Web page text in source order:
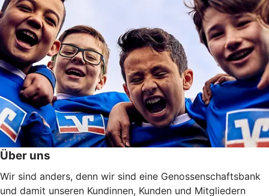
Über uns
Wir sind anders, denn wir sind eine Genossenschaftsbank
und damit unseren Kundinnen, Kunden und Mitgliedern